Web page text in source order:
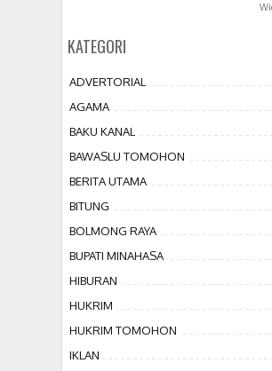
KATEGORI
ADVERTORIAL
AGAMA
BAKU KANAL
BAWASLU TOMOHON
BERITA UTAMA
BITUNG
BOLMONG RAYA
BUPATI MINAHASA
HIBURAN
HUKRIM
HUKRIM TOMOHON
IKLAN